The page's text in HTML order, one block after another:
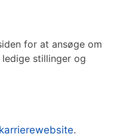
for at ansøge om
stillinger og
karrierewebsite.